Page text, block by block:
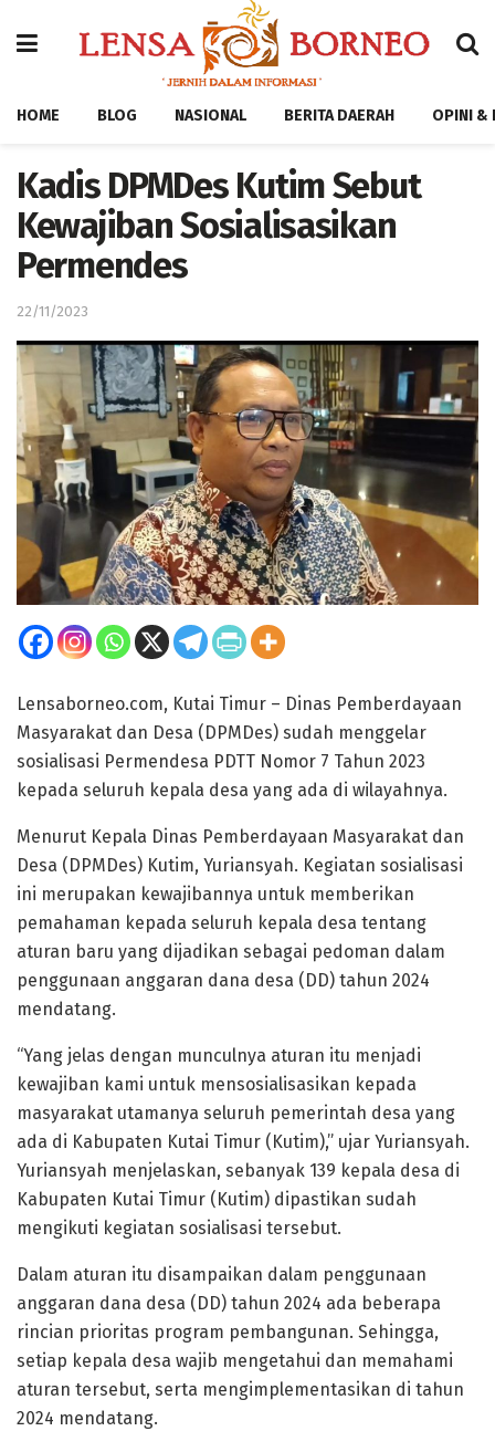
HOME BLOG NASIONAL BERITA DAERAH OPINI &
Kadis DPMDes Kutim Sebut
Kewajiban Sosialisasikan
Permendes
22/11/2023
Lensaborneo.com, Kutai Timur – Dinas Pemberdayaan
Masyarakat dan Desa (DPMDes) sudah menggelar
sosialisasi Permendesa PDTT Nomor 7 Tahun 2023
kepada seluruh kepala desa yang ada di wilayahnya.
Menurut Kepala Dinas Pemberdayaan Masyarakat dan
Desa (DPMDes) Kutim, Yuriansyah. Kegiatan sosialisasi
ini merupakan kewajibannya untuk memberikan
pemahaman kepada seluruh kepala desa tentang
aturan baru yang dijadikan sebagai pedoman dalam
penggunaan anggaran dana desa (DD) tahun 2024
mendatang.
“Yang jelas dengan munculnya aturan itu menjadi
kewajiban kami untuk mensosialisasikan kepada
masyarakat utamanya seluruh pemerintah desa yang
ada di Kabupaten Kutai Timur (Kutim),” ujar Yuriansyah.
Yuriansyah menjelaskan, sebanyak 139 kepala desa di
Kabupaten Kutai Timur (Kutim) dipastikan sudah
mengikuti kegiatan sosialisasi tersebut.
Dalam aturan itu disampaikan dalam penggunaan
anggaran dana desa (DD) tahun 2024 ada beberapa
rincian prioritas program pembangunan. Sehingga,
setiap kepala desa wajib mengetahui dan memahami
aturan tersebut, serta mengimplementasikan di tahun
2024 mendatang.